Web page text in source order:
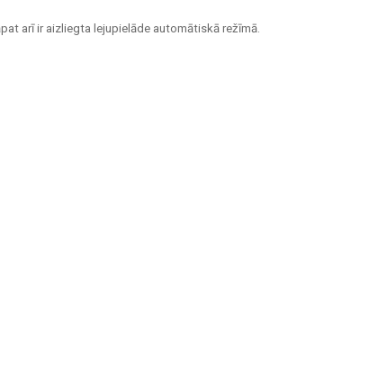
arī ir aizliegta lejupielāde automātiskā režīmā.